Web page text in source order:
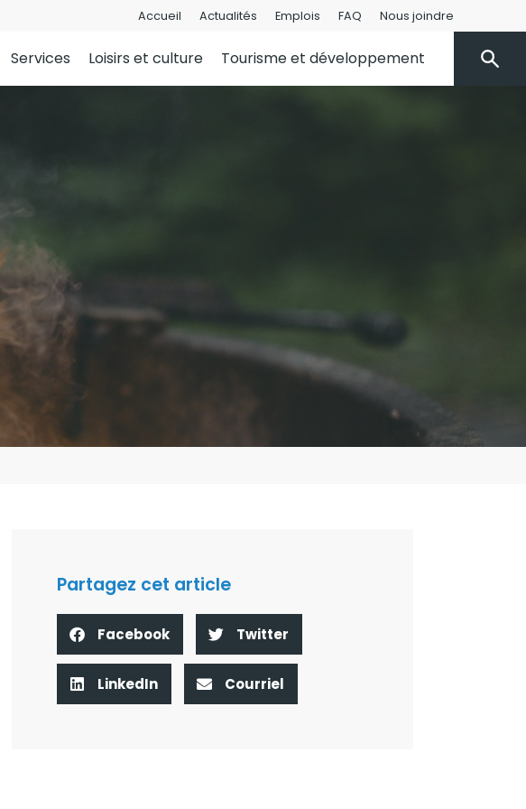
Accueil Actualités Emplois FAQ Nous joindre
Services Loisirs et culture Tourisme et développement
Partagez cet article
Facebook Twitter
LinkedIn Courriel